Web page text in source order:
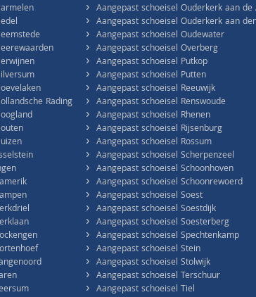
Rading
› Aangepast schoeisel Ouderkerk aan de
› Aangepast schoeisel Ouderkerk aan
› Aangepast schoeisel Oudewater
› Aangepast schoeisel Overberg
› Aangepast schoeisel Putkop
› Aangepast schoeisel Putten
› Aangepast schoeisel Reeuwijk
› Aangepast schoeisel Renswoude
› Aangepast schoeisel Rhenen
› Aangepast schoeisel Rijsenburg
› Aangepast schoeisel Rossum
› Aangepast schoeisel Scherpenzeel
› Aangepast schoeisel Schoonhoven
› Aangepast schoeisel Schoonrewoerd
› Aangepast schoeisel Soest
› Aangepast schoeisel Soestdijk
› Aangepast schoeisel Soesterberg
› Aangepast schoeisel Spechtenkamp
› Aangepast schoeisel Stein
› Aangepast schoeisel Stolwijk
› Aangepast schoeisel Terschuur
› Aangepast schoeisel Tiel